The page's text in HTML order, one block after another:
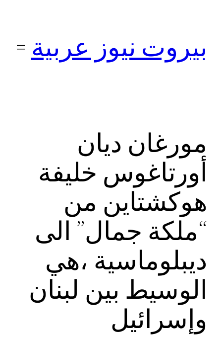
بيروت نيوز عربية
مورغان ديان
أورتاغوس خليفة
هوكشتاين من
“ملكة جمال” الى
ديبلوماسية ،هي
الوسيط بين لبنان
وإسرائيل